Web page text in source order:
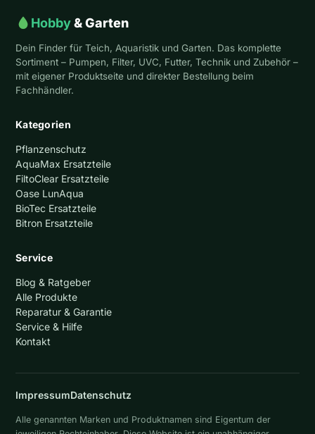
Hobby& Garten
Dein Finder für Teich, Aquaristik und Garten. Das komplette
Sortiment – Pumpen, Filter, UVC, Futter, Technik und Zubehör –
mit eigener Produktseite und direkter Bestellung beim
Fachhändler.
Kategorien
Pflanzenschutz
AquaMax Ersatzteile
FiltoClear Ersatzteile
Oase LunAqua
BioTec Ersatzteile
Bitron Ersatzteile
Service
Blog & Ratgeber
Alle Produkte
Reparatur & Garantie
Service & Hilfe
Kontakt
ImpressumDatenschutz
Alle genannten Marken und Produktnamen sind Eigentum der